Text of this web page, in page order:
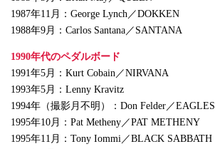
1987年11月：George Lynch／DOKKEN
1988年9月：Carlos Santana／SANTANA
1990年代のペダルボード
1991年5月：Kurt Cobain／NIRVANA
1993年5月：Lenny Kravitz
1994年（撮影月不明）：Don Felder／EAGLES
1995年10月：Pat Metheny／PAT METHENY
1995年11月：Tony Iommi／BLACK SABBATH